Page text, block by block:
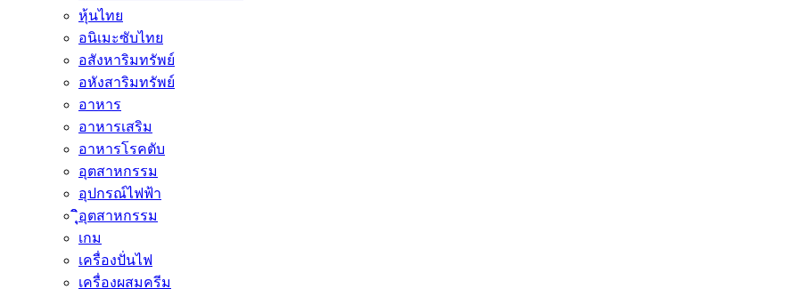
หุ้นไทย
อนิเมะซับไทย
อสังหาริมทรัพย์
อหังสาริมทรัพย์
อาหาร
อาหารเสริม
อาหารโรคตับ
อุตสาหกรรม
อุปกรณ์ไฟฟ้า
ิุิุอุตสาหกรรม
เกม
เครื่องปั่นไฟ
เครื่องผสมครีม